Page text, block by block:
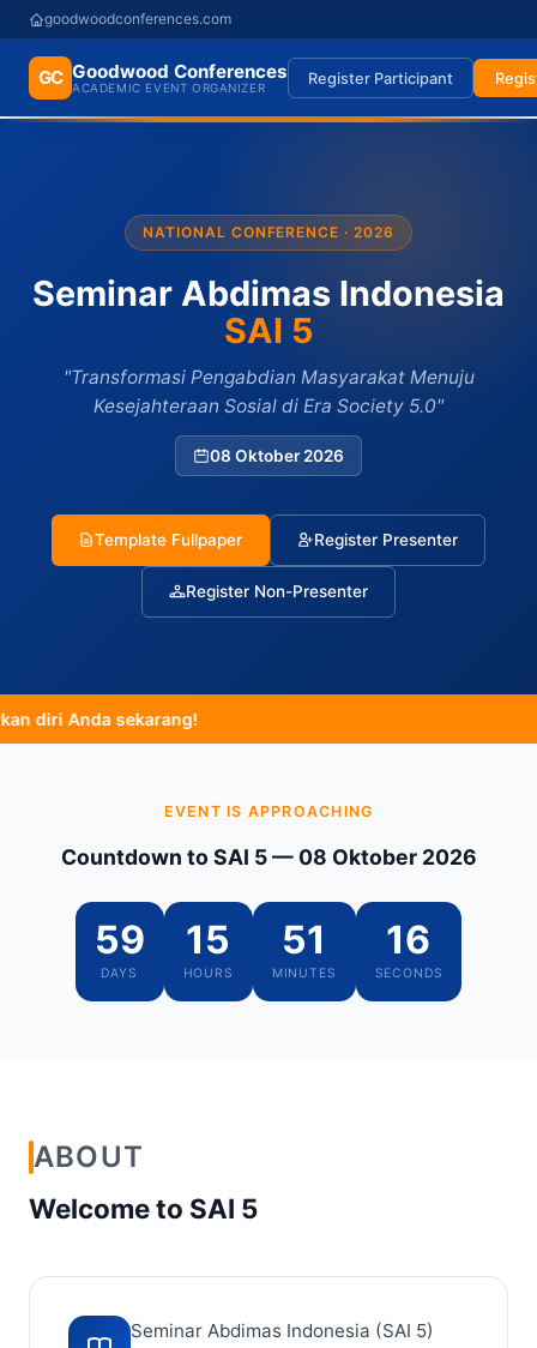
goodwoodconferences.com
GC Goodwood Conferences
ACADEMIC EVENT ORGANIZER
Register Participant
NATIONAL CONFERENCE · 2026
Seminar Abdimas Indonesia
SAI 5
"Transformasi Pengabdian Masyarakat Menuju
Kesejahteraan Sosial di Era Society 5.0"
08 Oktober 2026
Template Fullpaper Register Presenter
Register Non-Presenter
sekarang!
EVENT IS APPROACHING
Countdown to SAI 5 — 08 Oktober 2026
59
DAYS
15
HOURS
51
MINUTES
15
SECONDS
ABOUT
Welcome to SAI 5
Seminar Abdimas Indonesia (SAI 5)